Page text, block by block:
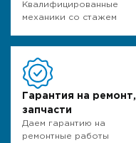
Квалифицированные
механики со стажем
Гарантия на ремонт,
запчасти
Даем гарантию на
ремонтные работы